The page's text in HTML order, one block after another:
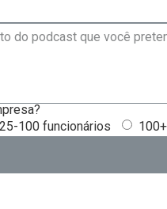
25-100 funcionários